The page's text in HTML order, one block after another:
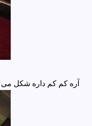
آره کم کم داره شکل می